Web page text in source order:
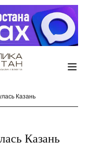
Казань
Казань